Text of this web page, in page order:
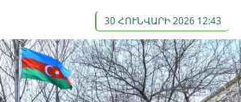
30 ՀՈՒՆՎԱՐԻ 2026 12:43